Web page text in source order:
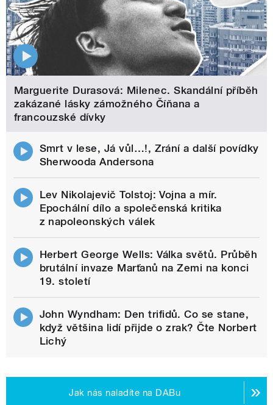
Marguerite Durasová: Milenec. Skandální příběh
zakázané lásky zámožného Číňana a
francouzské dívky
Smrt v lese, Já vůl…!, Zrání a další povídky
Sherwooda Andersona
Lev Nikolajevič Tolstoj: Vojna a mír.
Epochální dílo a společenská kritika
z napoleonských válek
Herbert George Wells: Válka světů. Průběh
brutální invaze Marťanů na Zemi na konci
19. století
John Wyndham: Den trifidů. Co se stane,
když většina lidí přijde o zrak? Čte Norbert
Lichý
Jak nás naladíte na DABu